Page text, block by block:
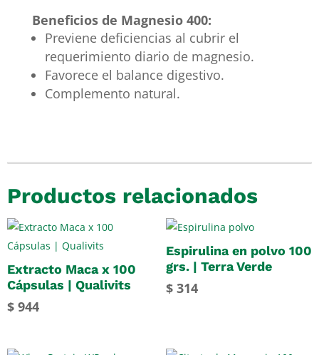
Beneficios de Magnesio 400:
Previene deficiencias al cubrir el
requerimiento diario de magnesio.
Favorece el balance digestivo.
Complemento natural.
Productos relacionados
Extracto Maca x 100
Cápsulas | Qualivits
$ 944
Espirulina en polvo 100
grs. | Terra Verde
$314